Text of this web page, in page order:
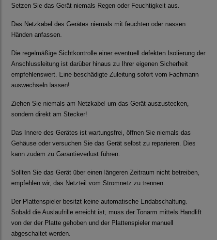
Setzen Sie das Gerät niemals Regen oder Feuchtigkeit aus.
Das Netzkabel des Gerätes niemals mit feuchten oder nassen
Händen anfassen.
Die regelmäßige Sichtkontrolle einer eventuell defekten Isolierung der
Anschlussleitung ist darüber hinaus zu Ihrer eigenen Sicherheit
empfehlenswert. Eine beschädigte Zuleitung sofort vom Fachmann
auswechseln lassen!
Ziehen Sie niemals am Netzkabel um das Gerät auszustecken,
sondern direkt am Stecker!
Das Innere des Gerätes ist wartungsfrei, öffnen Sie niemals das
Gehäuse oder versuchen Sie das Gerät selbst zu reparieren. Dies
kann zudem zu Garantieverlust führen.
Sollten Sie das Gerät über einen längeren Zeitraum nicht betreiben,
empfehlen wir, das Netzteil vom Stromnetz zu trennen.
Der Plattenspieler besitzt keine automatische Endabschaltung.
Sobald die Auslaufrille erreicht ist, muss der Tonarm mittels Handlift
von der der Platte gehoben und der Plattenspieler manuell
abgeschaltet werden.